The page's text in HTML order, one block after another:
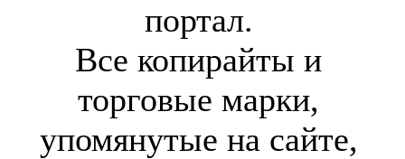
портал.
Все копирайты и
торговые марки,
упомянутые на сайте,